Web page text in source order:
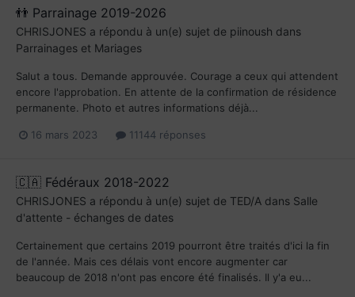
👬 Parrainage 2019-2026
CHRISJONES a répondu à un(e) sujet de piinoush dans
Parrainages et Mariages
Salut a tous. Demande approuvée. Courage a ceux qui attendent
encore l'approbation. En attente de la confirmation de résidence
permanente. Photo et autres informations déjà...
16 mars 2023 11144 réponses
🇨🇦 Fédéraux 2018-2022
CHRISJONES a répondu à un(e) sujet de TED/A dans Salle
d'attente - échanges de dates
Certainement que certains 2019 pourront être traités d'ici la fin
de l'année. Mais ces délais vont encore augmenter car
beaucoup de 2018 n'ont pas encore été finalisés. Il y'a eu...